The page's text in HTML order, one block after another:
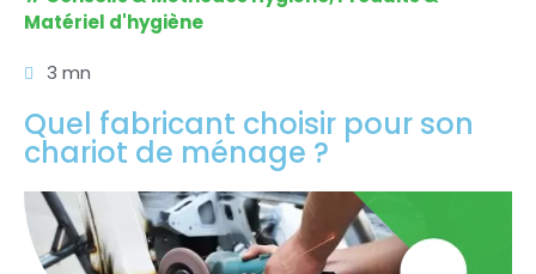
Matériel d'hygiène
3 mn
Quel fabricant choisir pour son
chariot de ménage ?